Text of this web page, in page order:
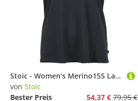
Stoic - Women's Merino155 LaholmSt. Loose Shirt - Merinoshirt Gr 4XL schwarz
von Stoic
Bester Preis
54,37 € 79,95 €